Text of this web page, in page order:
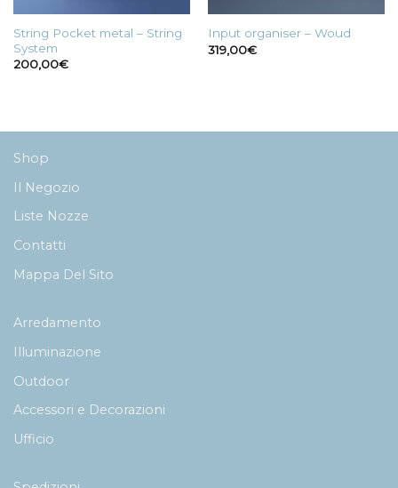
String Pocket metal – String
System
200,00€
Input organiser – Woud
319,00€
Shop
Il Negozio
Liste Nozze
Contatti
Mappa Del Sito
Arredamento
Illuminazione
Outdoor
Accessori e Decorazioni
Ufficio